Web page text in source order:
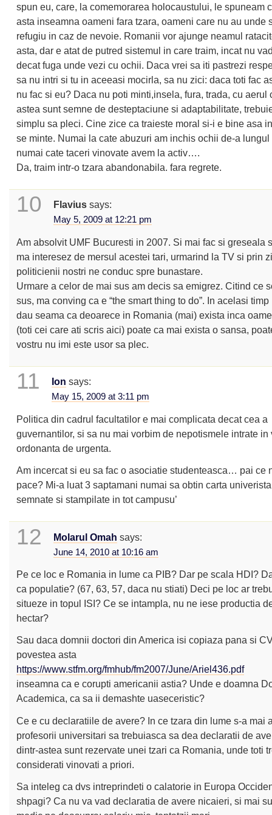
spun eu, care, la comemorarea holocaustului, le spuneam
asta inseamna oameni fara tzara, oameni care nu au unde
refugiu in caz de nevoie. Romanii vor ajunge neamul
asta, dar e atat de putred sistemul in care traim, incat nu
decat fuga unde vezi cu ochii. Daca vrei sa iti pastrezi
sa nu intri si tu in aceeasi mocirla, sa nu zici: daca toti fac
nu fac si eu? Daca nu poti minti,insela, fura, trada, cu aerul
astea sunt semne de desteptaciune si adaptabilitate,
simplu sa pleci. Cine zice ca traieste moral si-i e bine asa
se minte. Numai la cate abuzuri am inchis ochii de-a
numai cate taceri vinovate avem la activ….
Da, traim intr-o tzara abandonabila. fara regrete.
10 Flavius says:
May 5, 2009 at 12:21 pm
Am absolvit UMF Bucuresti in 2007. Si mai fac si greseala
ma interesez de mersul acestei tari, urmarind la TV si prin
politicienii nostri ne conduc spre bunastare.
Urmare a celor de mai sus am decis sa emigrez. Citind ce
sus, ma conving ca e “the smart thing to do”. In acelasi
dau seama ca deoarece in Romania (mai) exista inca
(toti cei care ati scris aici) poate ca mai exista o sansa,
vostru nu imi este usor sa plec.
11 Ion says:
May 15, 2009 at 3:11 pm
Politica din cadrul facultatilor e mai complicata decat cea a
guvernantilor, si sa nu mai vorbim de nepotismele intrate in
ordonanta de urgenta.
Am incercat si eu sa fac o asociatie studenteasca… pai ce
pace? Mi-a luat 3 saptamani numai sa obtin carta
semnate si stampilate in tot campusu’
12 Molarul Omah says:
June 14, 2010 at 10:16 am
Pe ce loc e Romania in lume ca PIB? Dar pe scala HDI?
ca populatie? (67, 63, 57, daca nu stiati) Deci pe loc ar
situeze in topul ISI? Ce se intampla, nu ne iese productia
hectar?
Sau daca domnii doctori din America isi copiaza pana si
povestea asta
https://www.stfm.org/fmhub/fm2007/June/Ariel436.pdf
inseamna ca e corupti americanii astia? Unde e doamna
Academica, ca sa ii demashte uaseceristic?
Ce e cu declaratiile de avere? In ce tzara din lume s-a mai
profesorii universitari sa trebuiasca sa dea declaratii de
dintr-astea sunt rezervate unei tzari ca Romania, unde toti
considerati vinovati a priori.
Sa inteleg ca dvs intreprindeti o calatorie in Europa
shpagi? Ca nu va vad declaratia de avere nicaieri, si mai